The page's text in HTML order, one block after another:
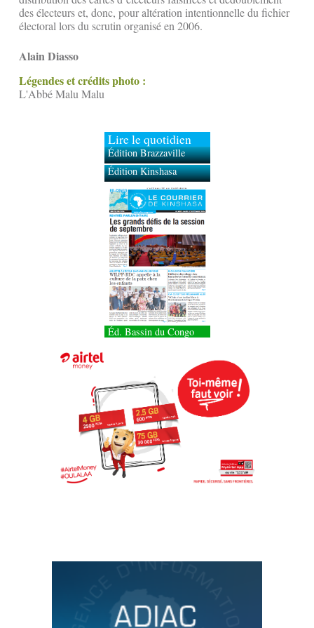
des électeurs et, donc, pour altération intentionnelle du fichier
électoral lors du scrutin organisé en 2006.
Alain Diasso
Légendes et crédits photo :
L'Abbé Malu Malu
Lire le quotidien
Édition Brazzaville
Édition Kinshasa
Éd. Bassin du Congo